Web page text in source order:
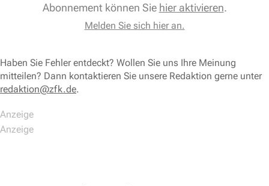
Abonnement können Sie hier aktivieren.
Melden Sie sich hier an.
Haben Sie Fehler entdeckt? Wollen Sie uns Ihre Meinung
mitteilen? Dann kontaktieren Sie unsere Redaktion gerne unter
redaktion@zfk.de.